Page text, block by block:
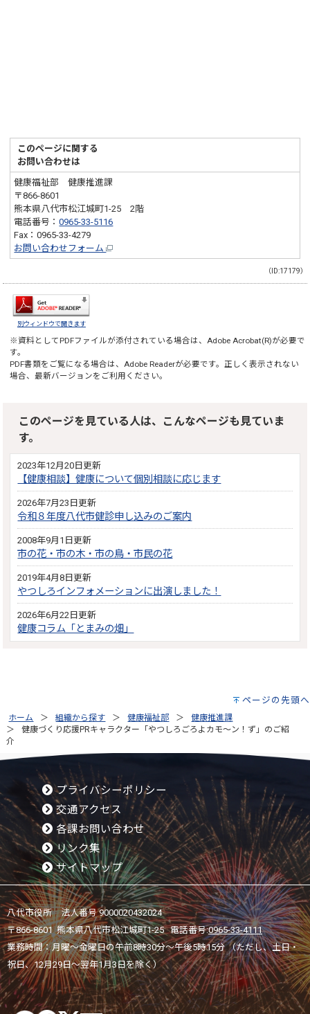
このページに関する
お問い合わせは
健康福祉部 健康推進課
〒866-8601
熊本県八代市松江城町1-25 2階
電話番号：0965-33-5116
Fax：0965-33-4279
お問い合わせフォーム
（ID:17179）
別ウィンドウで開きます
※資料としてPDFファイルが添付されている場合は、Adobe Acrobat(R)が必要で
す。
PDF書類をご覧になる場合は、Adobe Readerが必要です。正しく表示されない
場合、最新バージョンをご利用ください。
このページを見ている人は、こんなページも見ていま
す。
2023年12月20日更新
【健康相談】健康について個別相談に応じます
2026年7月23日更新
令和８年度八代市健診申し込みのご案内
2008年9月1日更新
市の花・市の木・市の鳥・市民の花
2019年4月8日更新
やつしろインフォメーションに出演しました！
2026年6月22日更新
健康コラム「とまみの畑」
ページの先頭へ
ホーム 組織から探す 健康福祉部
健康推進課
健康づくり応援PRキャラクター「やつしろごろよカモ～ン！ず」のご紹
介
プライバシーポリシー
交通アクセス
各課お問い合わせ
リンク集
サイトマップ
八代市役所 法人番号 9000020432024
〒866-8601 熊本県八代市松江城町1-25 電話番号:0965-33-4111
業務時間：月曜～金曜日の午前8時30分～午後5時15分 （ただし、土日・
祝日、12月29日～翌年1月3日を除く）